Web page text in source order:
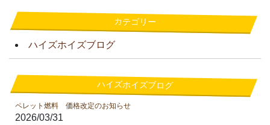
カテゴリー
ハイズホイズブログ
ハイズホイズブログ
ペレット燃料 価格改定のお知らせ
2026/03/31